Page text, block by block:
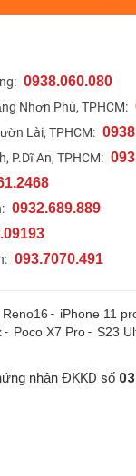
0938.060.080
Nhơn Phú, TPHCM:
Lài, TPHCM:
P.Dĩ An, TPHCM:
0932.689.889
093.7070.491
- iPhone 11
- Poco X7 Pro- S23
nhận ĐKKD số